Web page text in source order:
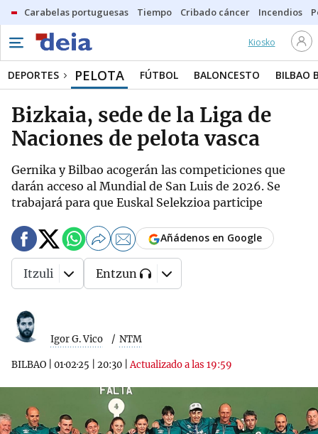
Carabelas portuguesas Tiempo Cribado cáncer Incendios
Kiosko
DEPORTES PELOTA FÚTBOL BALONCESTO BILBAO
Bizkaia, sede de la Liga de
Naciones de pelota vasca
Gernika y Bilbao acogerán las competiciones que
darán acceso al Mundial de San Luis de 2026. Se
trabajará para que Euskal Selekzioa participe
Igor G. Vico NTM
BILBAO 01·02·25 20:30 |Actualizado a las 19:59
Añádenos en Google
Itzuli Entzun